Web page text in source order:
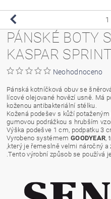
1
PÁNSKÉ BOTY
KASPAR
Neohodnoceno
Pánská kotníčková obuv se
lícové olejované hovězí usně. Má
koženou antibakteriální stélku.
Kožená podešev s kůží
gumovou podrážkou s hrubším
Výška podešve 1 cm, podpatku 3
Vyrobeno systémem GOODYEAR,
,který je řemeslně velmi náročný
.Tento výrobní způsob se používá